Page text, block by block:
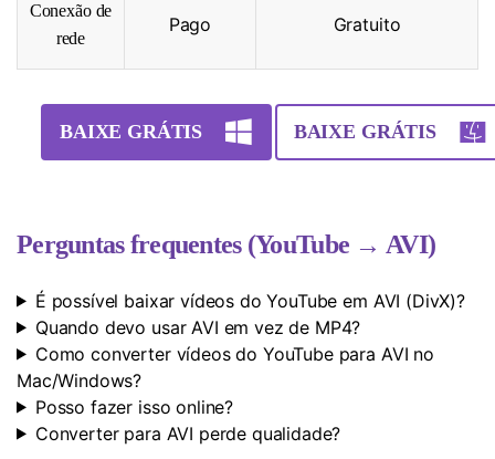
Conexão de
rede
Pago Gratuito
BAIXE GRÁTIS BAIXE GRÁTIS
Perguntas frequentes (YouTube → AVI)
É possível baixar vídeos do YouTube em AVI (DivX)?
Quando devo usar AVI em vez de MP4?
Como converter vídeos do YouTube para AVI no
Mac/Windows?
Posso fazer isso online?
Converter para AVI perde qualidade?